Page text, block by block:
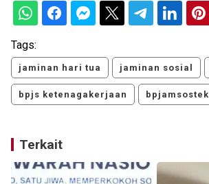
Tags:
jaminan hari tua jaminan sosial
bpjs ketenagakerjaan bpjamsostek
Terkait